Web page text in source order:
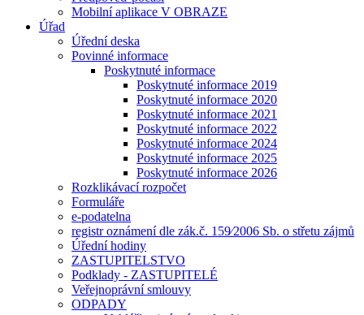
Mobilní aplikace V OBRAZE
Úřad
Úřední deska
Povinné informace
Poskytnuté informace
Poskytnuté informace 2019
Poskytnuté informace 2020
Poskytnuté informace 2021
Poskytnuté informace 2022
Poskytnuté informace 2024
Poskytnuté informace 2025
Poskytnuté informace 2026
Rozklikávací rozpočet
Formuláře
e-podatelna
registr oznámení dle zák.č. 159⁄2006 Sb. o střetu zájmů
Úřední hodiny
ZASTUPITELSTVO
Podklady - ZASTUPITELÉ
Veřejnoprávní smlouvy
ODPADY